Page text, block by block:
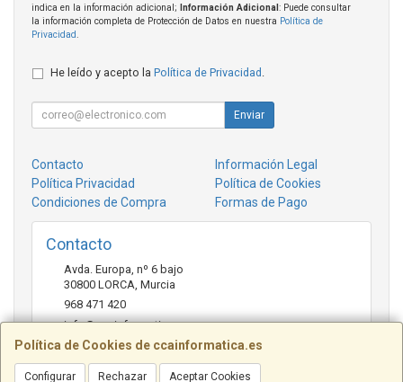
Política de Cookies de ccainformatica.es
Configurar Rechazar Aceptar Cookies
indica en la información adicional;
Información Adicional : Puede consultar
la información completa de Protección de Datos en nuestra Política de
Privacidad
He leído y acepto la Política de Privacidad
Enviar
Contacto
Información Legal
Política Privacidad
Política de Cookies
Condiciones de Compra
Formas de Pago
Contacto
Avda. Europa, nº 6 bajo
30800 LORCA Murcia
968 471 420
info@ccainformatica.es